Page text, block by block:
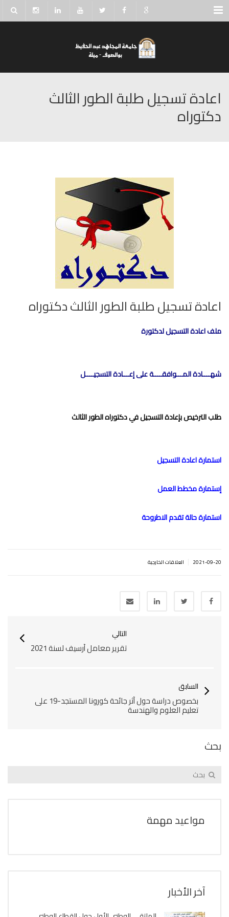
Menu
اعادة تسجيل طلبة الطور الثالث
دكتوراه
اعادة تسجيل طلبة الطور الثالث دكتوراه
ملف اعادة التسجيل لدكتورة
شهــــادة المـــوافقــــة على إعـــادة التسجيــــل
طلب الترخيص بإعادة التسجيل في دكتوراه الطور الثالث
استمارة اعادة التسجيل
إستمارة مخطط العمل
استمارة حالة تقدم الاطروحة
2021-09-20 العلاقات الخارجية
التالي
تقرير معامل أرسيف لسنة 2021
السابق
بخصوص دراسة حول أثر جائحة كورونا المستجد-19 على
تعليم العلوم والهندسة‎‎
بحث
مواعيد مهمة
آخر الأخبار